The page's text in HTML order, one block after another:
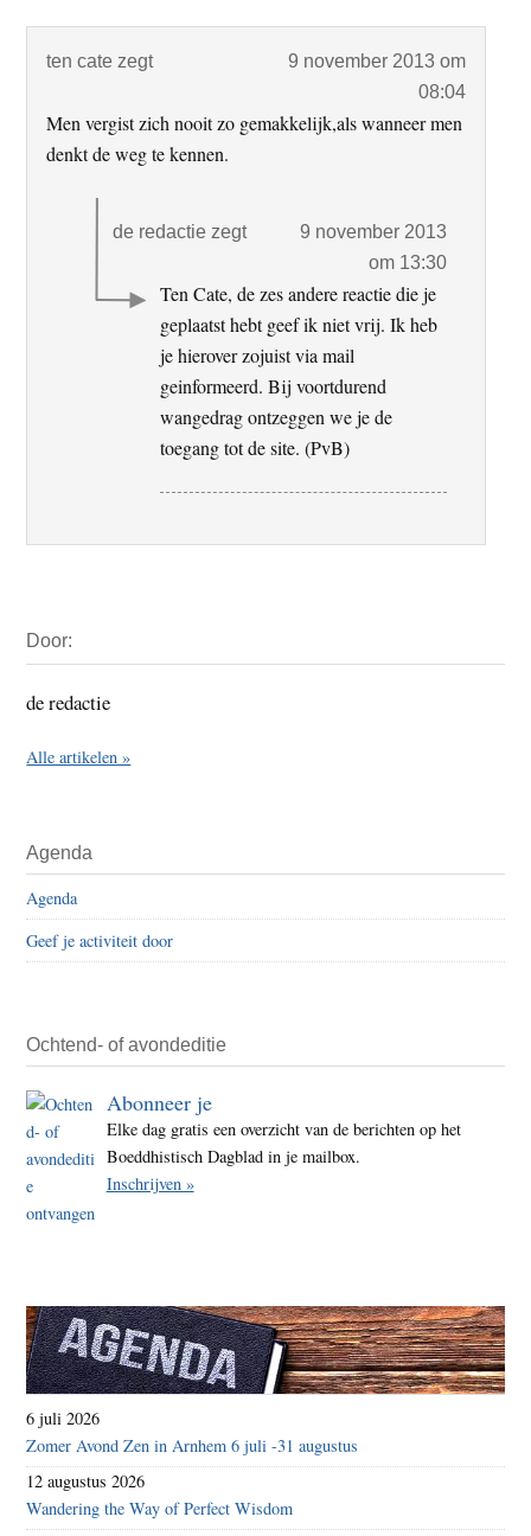
ten cate zegt
9 november 2013 om
08:04
Men vergist zich nooit zo gemakkelijk,als wanneer men
denkt de weg te kennen.
de redactie zegt
9 november 2013
om 13:30
Ten Cate, de zes andere reactie die je
geplaatst hebt geef ik niet vrij. Ik heb
je hierover zojuist via mail
geinformeerd. Bij voortdurend
wangedrag ontzeggen we je de
toegang tot de site. (PvB)
Sidebar
Door:
de redactie
Alle artikelen »
Agenda
Agenda
Geef je activiteit door
Ochtend- of avondeditie
Abonneer je
Elke dag gratis een overzicht van de berichten op het
Boeddhistisch Dagblad in je mailbox.
Inschrijven »
6 juli 2026
Zomer Avond Zen in Arnhem 6 juli -31 augustus
12 augustus 2026
Wandering the Way of Perfect Wisdom